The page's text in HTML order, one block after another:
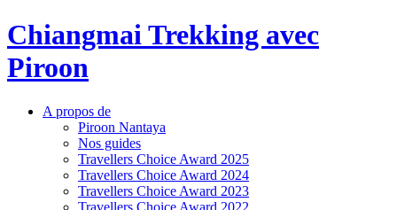
Chiangmai Trekking avec
Piroon
A propos de
Piroon Nantaya
Nos guides
Travellers Choice Award 2025
Travellers Choice Award 2024
Travellers Choice Award 2023
Travellers Choice Award 2022